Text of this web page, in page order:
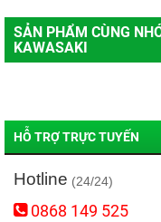
SẢN PHẨM CÙNG
KAWASAKI
HỖ TRỢ TRỰC TUYẾN
Hotline (24/24)
0868 149 525